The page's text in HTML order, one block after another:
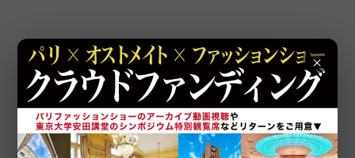
◇ OFFICIAL PARTNERS ◇
×